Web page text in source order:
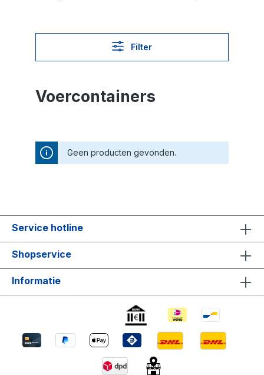
Filter
Voercontainers
Geen producten gevonden.
Service hotline
Shopservice
Informatie